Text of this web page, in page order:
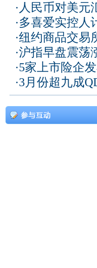
· 人民币对美元
·多喜爱实控人
·纽约商品交易
·沪指早盘震荡
·5家上市险企
·3月份超九成